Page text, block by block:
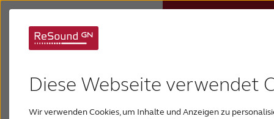
Diese Webseite verwendet
Wir verwenden Cookies, um Inhalte und Anzeigen zu
Unterstützung für
ReSound Savi
ReSound Savi™ wurde entwickelt, um Ihnen ein